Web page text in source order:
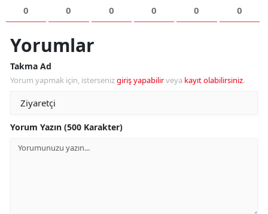
0 0 0 0 0 0
Yorumlar
Takma Ad
Yorum yapmak için, istersenizgiriş yapabilirveya kayıt olabilirsiniz.
Yorum Yazın (500 Karakter)